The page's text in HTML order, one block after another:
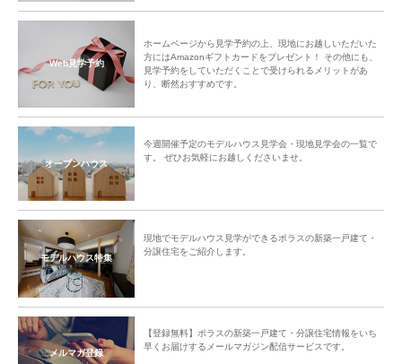
Web見学予約
ホームページから見学予約の上、現地にお越しいただいた
方にはAmazonギフトカードをプレゼント！ その他にも、
見学予約をしていただくことで受けられるメリットがあ
り、断然おすすめです。
オープンハウス
今週開催予定のモデルハウス見学会・現地見学会の一覧で
す。 ぜひお気軽にお越しくださいませ。
モデルハウス特集
現地でモデルハウス見学ができるポラスの新築一戸建て・
分譲住宅をご紹介します。
メルマガ登録
【登録無料】ポラスの新築一戸建て・分譲住宅情報をいち
早くお届けするメールマガジン配信サービスです。